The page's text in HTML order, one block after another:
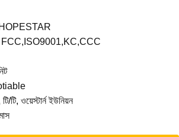
টি, ওয়েস্টার্ন ইউনিয়ন